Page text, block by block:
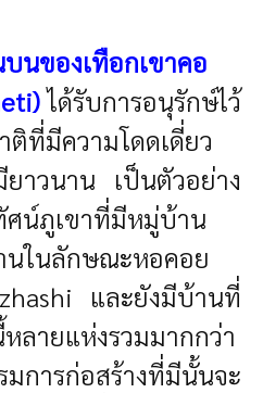
นของเทือกเขาคอ
ได้รับการอนุรักษ์ไว้
ติที่มีความโดดเดี่ยว
าวนาน เป็นตัวอย่าง
น์ภูเขาที่มีหมู่บ้าน
นในลักษณะหอคอย
และยังมีบ้านที่
ลายแห่งรวมมากกว่า
การก่อสร้างที่มีนั้นจะ